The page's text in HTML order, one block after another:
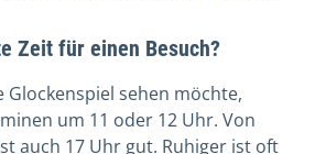
Zeit für einen Besuch?
Glockenspiel sehen möchte,
um 11 oder 12 Uhr. Von
auch 17 Uhr gut. Ruhiger ist oft